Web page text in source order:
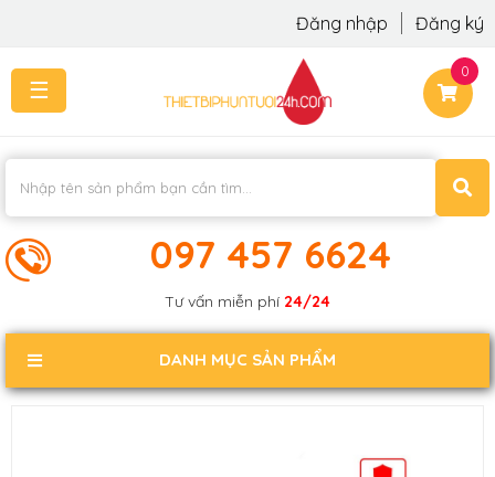
Đăng nhập Đăng ký
097 457 6624
Tư vấn miễn phí 24/24
DANH MỤC SẢN PHẨM
0
-
LẮP
HỒI
☰